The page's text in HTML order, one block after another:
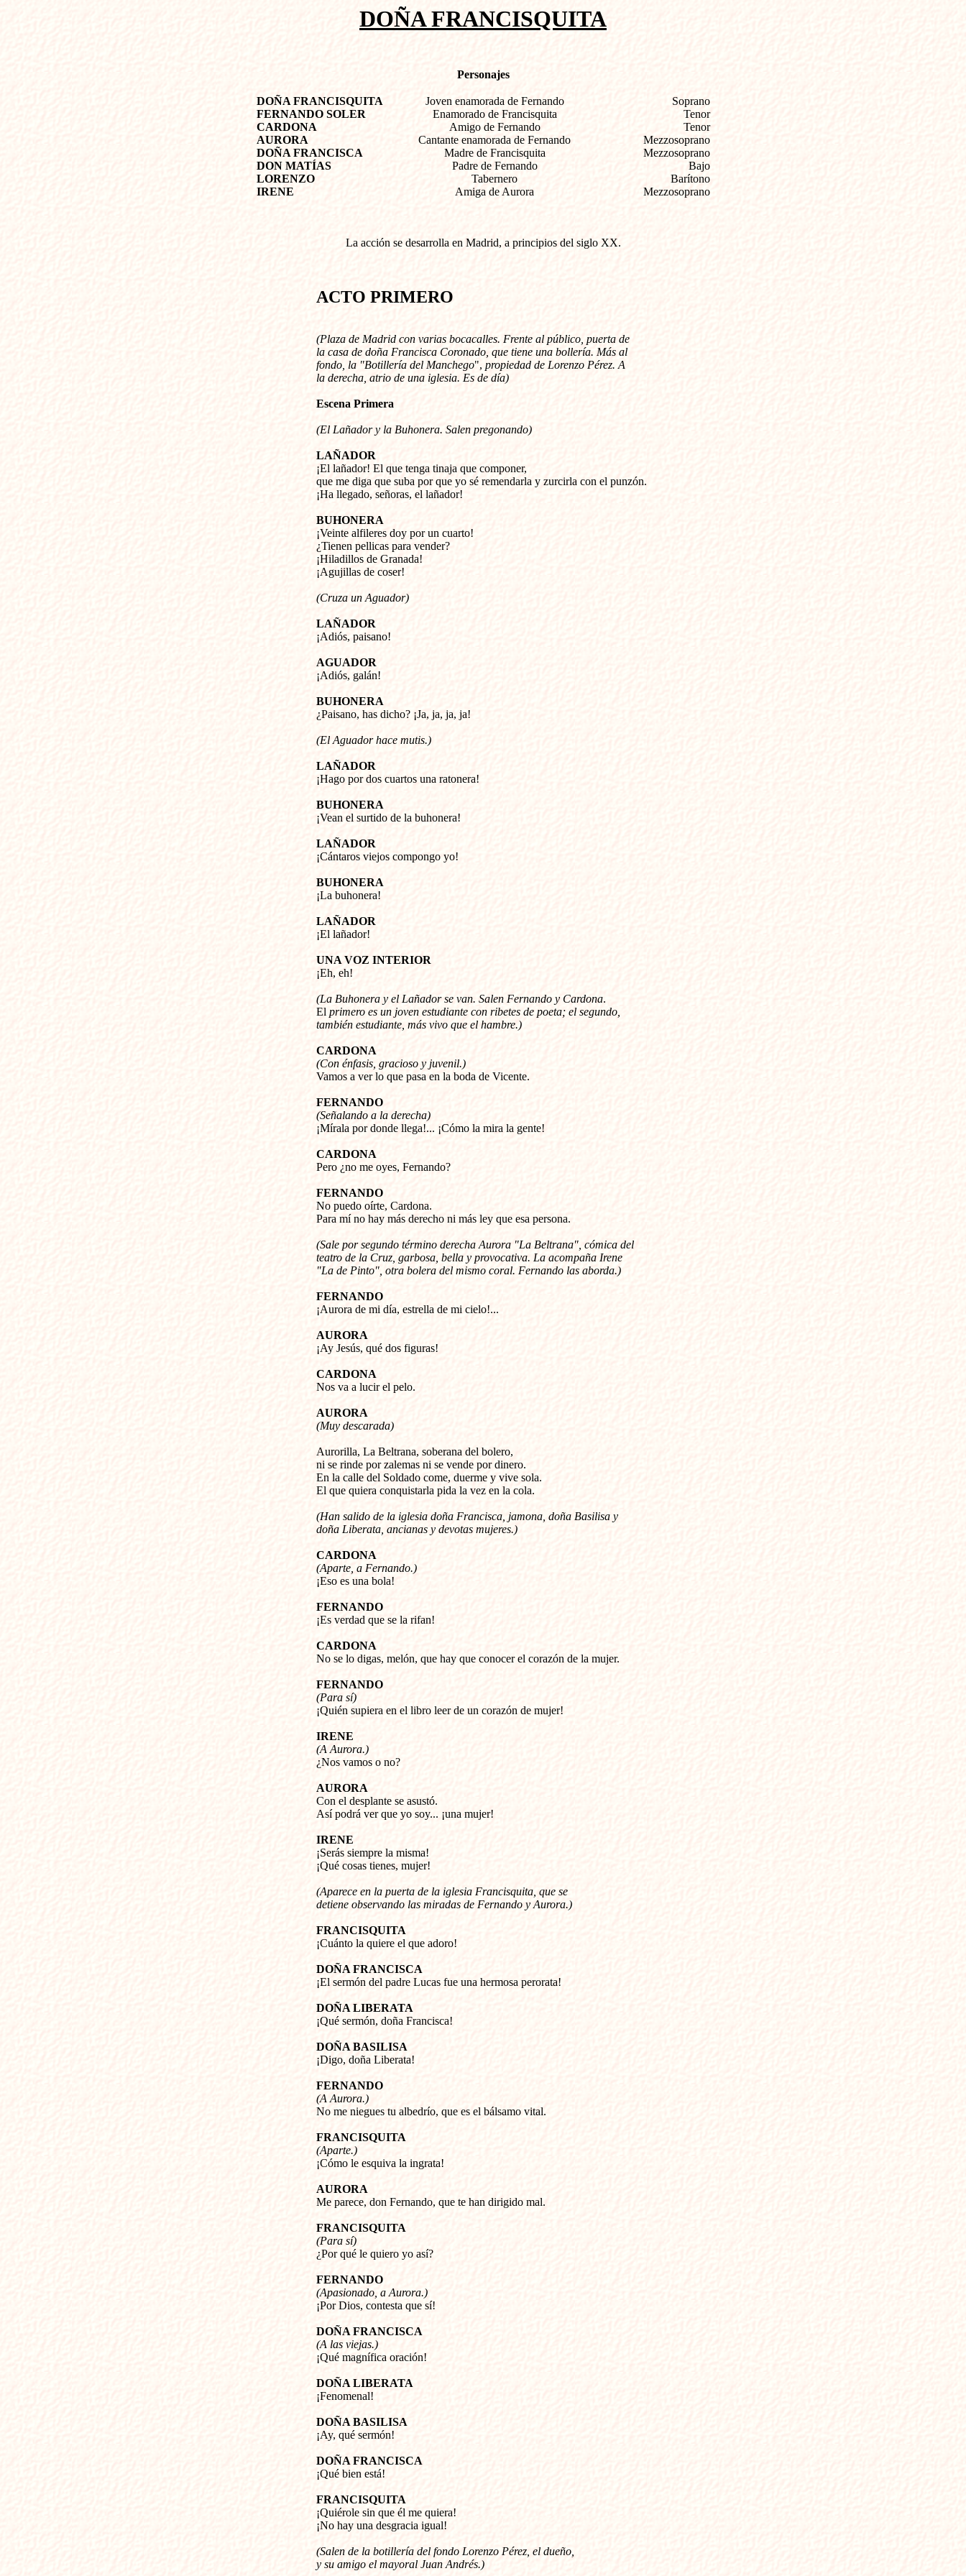
DOÑA FRANCISQUITA
Personajes
DOÑA FRANCISQUITA
FERNANDO SOLER
CARDONA
AURORA
DOÑA FRANCISCA
DON MATÍAS
LORENZO
IRENE
Joven enamorada de Fernando
Enamorado de Francisquita
Amigo de Fernando
Cantante enamorada de Fernando
Madre de Francisquita
Padre de Fernando
Tabernero
Amiga de Aurora
Soprano
Tenor
Tenor
Mezzosoprano
Mezzosoprano
Bajo
Barítono
Mezzosoprano
La acción se desarrolla en Madrid, a principios del siglo XX.
(Plaza de Madrid con varias bocacalles. Frente al público, puerta de
la casa de doña Francisca Coronado, que tiene una bollería. Más al
fondo, la "Botillería del Manchego", propiedad de Lorenzo Pérez. A
la derecha, atrio de una iglesia. Es de día)
Escena Primera
(El Lañador y la Buhonera. Salen pregonando)
LAÑADOR
¡El lañador! El que tenga tinaja que componer,
que me diga que suba por que yo sé remendarla y zurcirla con el punzón.
¡Ha llegado, señoras, el lañador!
BUHONERA
¡Veinte alfileres doy por un cuarto!
¿Tienen pellicas para vender?
¡Hiladillos de Granada!
¡Agujillas de coser!
(Cruza un Aguador)
LAÑADOR
¡Adiós, paisano!
AGUADOR
¡Adiós, galán!
BUHONERA
¿Paisano, has dicho? ¡Ja, ja, ja, ja!
(El Aguador hace mutis.)
LAÑADOR
¡Hago por dos cuartos una ratonera!
BUHONERA
¡Vean el surtido de la buhonera!
LAÑADOR
¡Cántaros viejos compongo yo!
BUHONERA
¡La buhonera!
LAÑADOR
UNA VOZ INTERIOR
¡Eh, eh!
(La Buhonera y el Lañador se van. Salen Fernando y Cardona.
El primero es un joven estudiante con ribetes de poeta; el segundo,
también estudiante, más vivo que el hambre.)
CARDONA
(Con énfasis, gracioso y juvenil.)
Vamos a ver lo que pasa en la boda de Vicente.
FERNANDO
(Señalando a la derecha)
¡Mírala por donde llega!... ¡Cómo la mira la gente!
CARDONA
Pero ¿no me oyes, Fernando?
FERNANDO
No puedo oírte, Cardona.
Para mí no hay más derecho ni más ley que esa persona.
(Sale por segundo término derecha Aurora "La Beltrana", cómica del
teatro de la Cruz, garbosa, bella y provocativa. La acompaña Irene
"La de Pinto", otra bolera del mismo coral. Fernando las aborda.)
FERNANDO
¡Aurora de mi día, estrella de mi cielo!...
AURORA
¡Ay Jesús, qué dos figuras!
CARDONA
Nos va a lucir el pelo.
AURORA
(Muy descarada)
Aurorilla, La Beltrana, soberana del bolero,
ni se rinde por zalemas ni se vende por dinero.
En la calle del Soldado come, duerme y vive sola.
(Han salido de la iglesia doña Francisca, jamona, doña Basilisa y
doña Liberata, ancianas y devotas mujeres.)
CARDONA
(Aparte, a Fernando.)
¡Eso es una bola!
FERNANDO
¡Es verdad que se la rifan!
CARDONA
No se lo digas, melón, que hay que conocer el corazón de la mujer.
FERNANDO
(Para sí)
¡Quién supiera en el libro leer de un corazón de mujer!
IRENE
(A Aurora.)
¿Nos vamos o no?
AURORA
Con el desplante se asustó.
Así podrá ver que yo soy... ¡una mujer!
IRENE
¡Serás siempre la misma!
¡Qué cosas tienes, mujer!
(Aparece en la puerta de la iglesia Francisquita, que se
detiene observando las miradas de Fernando y Aurora.)
FRANCISQUITA
¡Cuánto la quiere el que adoro!
DOÑA FRANCISCA
¡El sermón del padre Lucas fue una hermosa perorata!
DOÑA LIBERATA
¡Qué sermón, doña Francisca!
DOÑA BASILISA
¡Digo, doña Liberata!
FERNANDO
(A Aurora.)
No me niegues tu albedrío, que es el bálsamo vital.
FRANCISQUITA
(Aparte.)
¡Cómo le esquiva la ingrata!
AURORA
Me parece, don Fernando, que te han dirigido mal.
FRANCISQUITA
(Para sí)
¿Por qué le quiero yo así?
FERNANDO
(Apasionado, a Aurora.)
¡Por Dios, contesta que sí!
DOÑA FRANCISCA
(A las viejas.)
¡Qué magnífica oración!
DOÑA LIBERATA
¡Fenomenal!
DOÑA BASILISA
¡Ay, qué sermón!
DOÑA FRANCISCA
¡Qué bien está!
FRANCISQUITA
¡Quiérole sin que él me quiera!
¡No hay una desgracia igual!
(Salen de la botillería del fondo Lorenzo Pérez, el dueño,
y su amigo el mayoral Juan Andrés.)